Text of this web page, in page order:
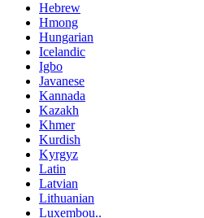
Hebrew
Hmong
Hungarian
Icelandic
Igbo
Javanese
Kannada
Kazakh
Khmer
Kurdish
Kyrgyz
Latin
Latvian
Lithuanian
Luxembou..